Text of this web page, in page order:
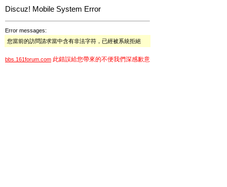
Discuz! Mobile System Error
Error messages:
您當前的訪問請求當中含有非法字符，已經被系統拒絕
bbs.161forum.com 此錯誤給您帶來的不便我們深感歉意